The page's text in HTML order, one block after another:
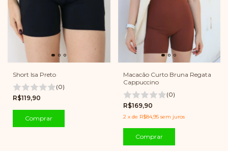
Short Isa Preto
(0)
R$119,90
Comprar
Macacão Curto Bruna Regata
Cappuccino
(0)
R$169,90
2 x de R$84,95 sem juros
Comprar